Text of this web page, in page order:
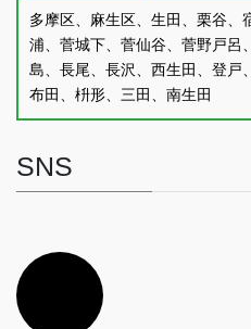
多摩区、麻生区、生田、栗谷、
浦、菅城下、菅仙谷、菅野戸呂
島、長尾、長沢、西生田、登戸
布田、枡形、三田、南生田
SNS
イ
コ
ン
リ